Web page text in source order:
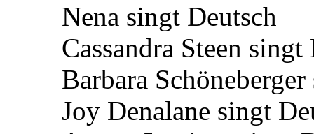
Nena singt Deutsch
Cassandra Steen singt
Barbara
Joy Denalane singt